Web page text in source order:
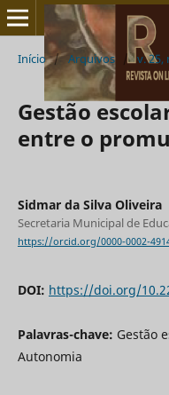
Início / Arquivos / v. 25,
Gestão
entre o
Sidmar da Silva Oliveira
Secretaria Municipal de
https://orcid.org/0000-0002-
DOI: https://doi.org/
Palavras-chave: Gestão
Autonomia